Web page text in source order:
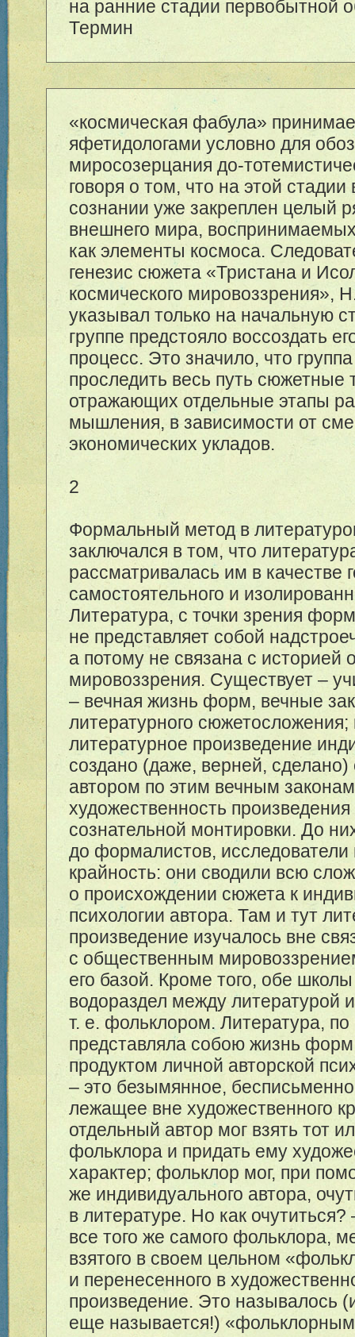
на ранние стадии первобытной
Термин
«космическая фабула»
яфетидологами условно для
миросозерцания до-
говоря о том, что на этой стадии
сознании уже закреплен целый
внешнего мира,
как элементы космоса.
генезис сюжета «Тристана и
космического мировоззрения»,
указывал только на начальную
группе предстояло воссоздать
процесс. Это значило, что
проследить весь путь
отражающих отдельные этапы
мышления, в зависимости от
экономических укладов.
2
Формальный метод в
заключался в том, что
рассматривалась им в качестве
самостоятельного и
Литература, с точки зрения
не представляет собой
а потому не связана с историей
мировоззрения. Существует –
– вечная жизнь форм, вечные
литературного
литературное произведение
создано (даже, верней,
автором по этим вечным
художественность произведения
сознательной монтировки. До
до формалистов, исследователи
крайность: они сводили всю
о происхождении сюжета к
психологии автора. Там и тут
произведение изучалось вне
с общественным
его базой. Кроме того, обе
водораздел между литературой
т. е. фольклором. Литература,
представляла собою жизнь
продуктом личной авторской
– это безымянное,
лежащее вне художественного
отдельный автор мог взять тот
фольклора и придать ему
характер; фольклор мог, при
же индивидуального автора,
в литературе. Но как очутиться?
все того же самого фольклора,
взятого в своем цельном
и перенесенного в
произведение. Это называлось
еще называется!)